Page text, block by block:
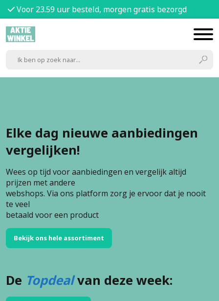
Voor 23.59 uur besteld, morgen gratis bezorgd
Elke dag nieuwe aanbiedingen
vergelijken!
Wees op tijd voor aanbiedingen en vergelijk altijd
prijzen met andere
webshops. Via ons platform zorg je ervoor dat je nooit
te veel
betaald voor een product
Bekijk ons hele assortiment
De Topdealvan deze week: